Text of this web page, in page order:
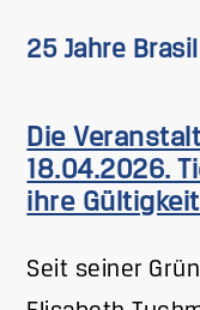
25 Jahre
Die
18.04.2026.
ihre
Seit seiner